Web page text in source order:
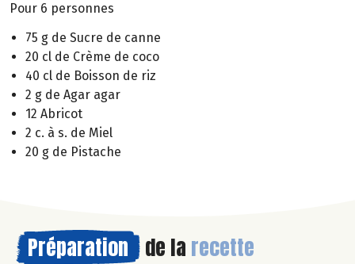
Pour 6 personnes
75 g de Sucre de canne
20 cl de Crème de coco
40 cl de Boisson de riz
2 g de Agar agar
12 Abricot
2 c. à s. de Miel
20 g de Pistache
Préparation de la recette